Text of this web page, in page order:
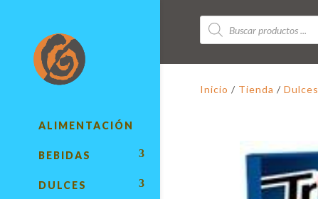
ALIMENTACIÓN
BEBIDAS
DULCES
Búsqueda
de
productos
Inicio / Tienda / Dulces